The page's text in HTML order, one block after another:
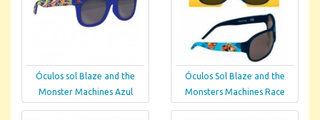
Óculos sol Blaze and the
Monster Machines Azul
Óculos Sol Blaze and the
Monsters Machines Race